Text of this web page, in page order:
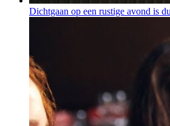
Dichtgaan op een rustige avond is